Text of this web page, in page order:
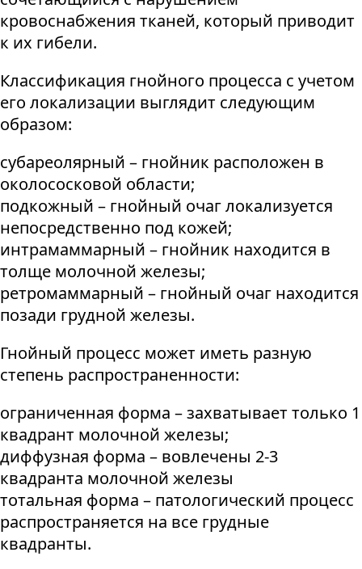
кровоснабжения тканей, который приводит
к их гибели.
Классификация гнойного процесса с учетом
его локализации выглядит следующим
образом:
субареолярный – гнойник расположен в
околососковой области;
подкожный – гнойный очаг локализуется
непосредственно под кожей;
интрамаммарный – гнойник находится в
толще молочной железы;
ретромаммарный – гнойный очаг находится
позади грудной железы.
Гнойный процесс может иметь разную
степень распространенности:
ограниченная форма – захватывает только 1
квадрант молочной железы;
диффузная форма – вовлечены 2-3
квадранта молочной железы
тотальная форма – патологический процесс
распространяется на все грудные
квадранты.